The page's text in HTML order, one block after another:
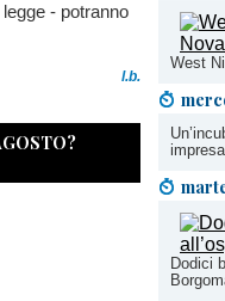
West
Dodici
- potranno
l.b.